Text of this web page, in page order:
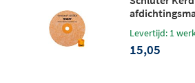
Levertijd: 1
15,05